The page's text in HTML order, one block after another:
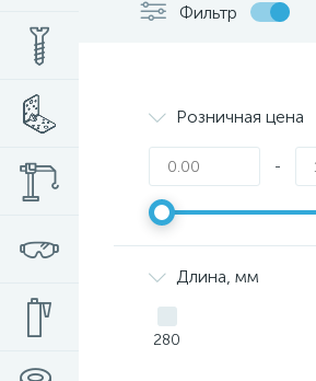
Фильтр
Розничная цена
-
Длина, мм
280